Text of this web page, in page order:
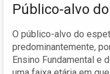
Público-alvo
O público-alvo do
predominantemente,
Ensino Fundamental e